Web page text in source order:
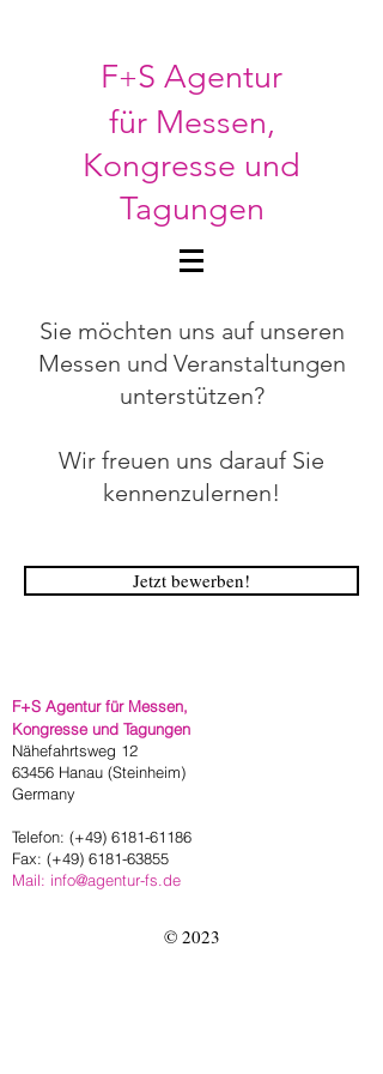
F+S Agentur
für Messen,
Kongresse und
Tagungen
Sie möchten uns auf unseren
Messen und Veranstaltungen
unterstützen?
Wir freuen uns darauf Sie
kennenzulernen!
Jetzt bewerben!
F+S Agentur für Messen,
Kongresse und Tagungen
Nähefahrtsweg 12
63456 Hanau (Steinheim)
Germany
Telefon: (+49) 6181-61186
Fax: (+49) 6181-63855
Mail: info@agentur-fs.de
© 2023